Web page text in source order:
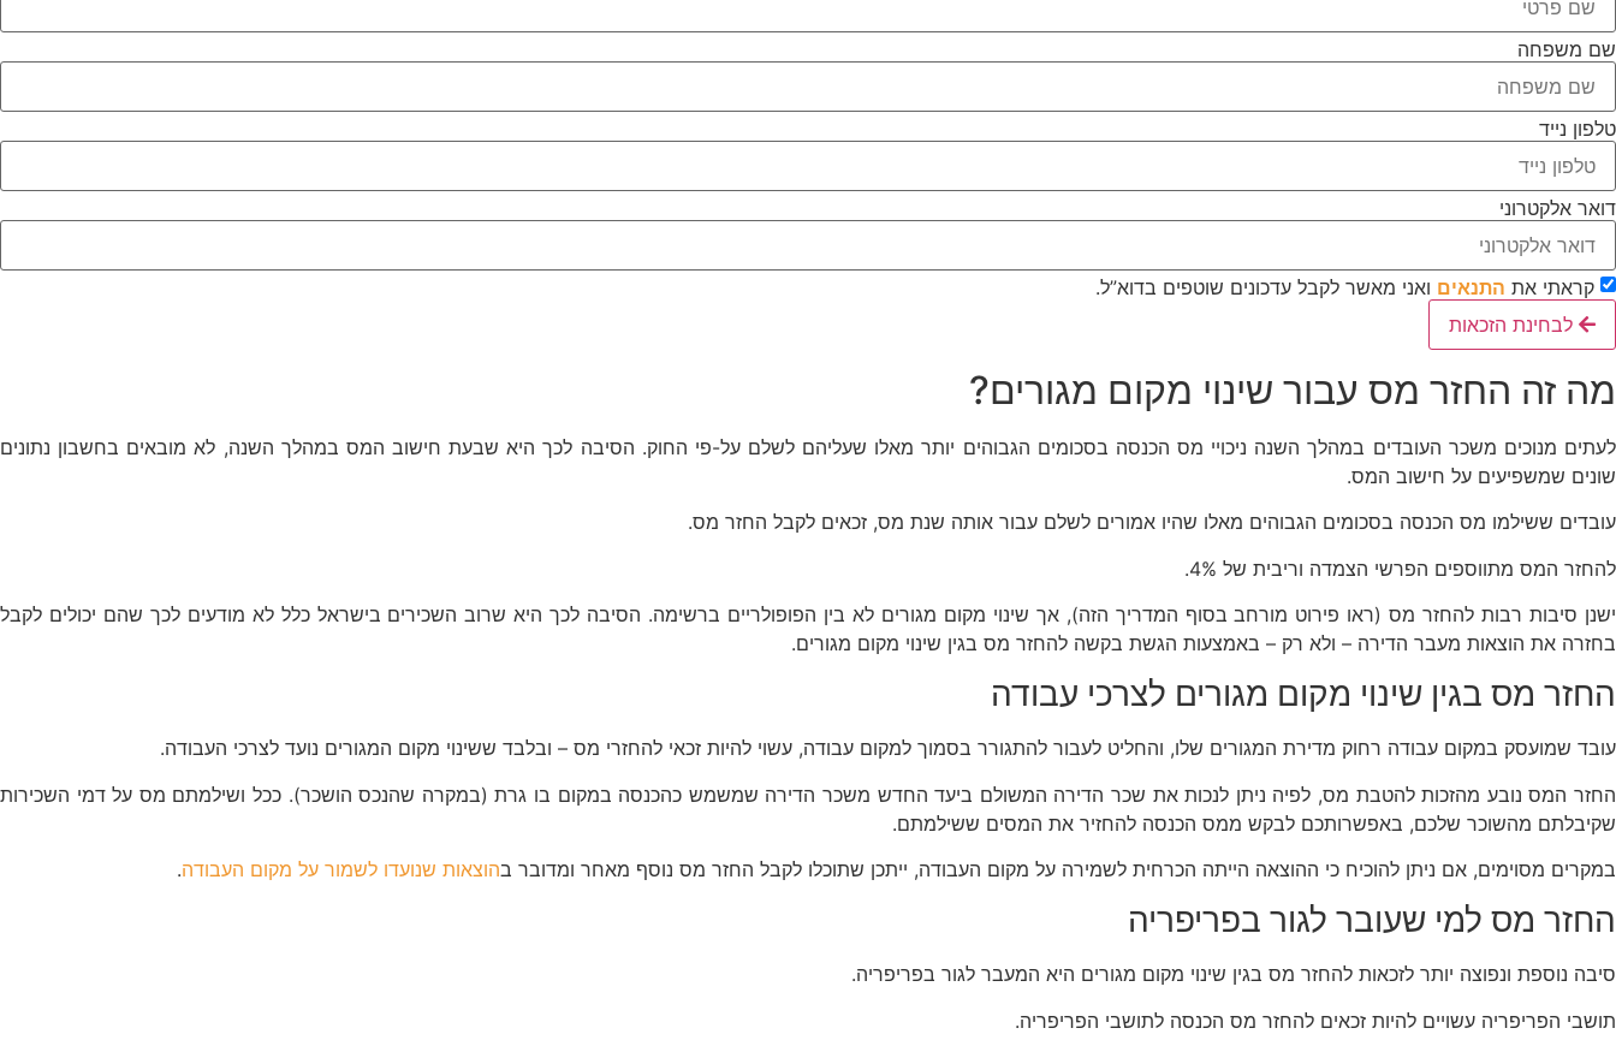
שם משפחה
טלפון נייד
דואר אלקטרוני
קראתי את התנאים ואני מאשר לקבל עדכונים שוטפים בדוא”ל.
לבחינת הזכאות
מה זה החזר מס עבור שינוי מקום מגורים?
לעתים מנוכים משכר העובדים במהלך השנה ניכויי מס הכנסה בסכומים הגבוהים יותר מאלו שעליהם לשלם על-פי החוק. הסיבה לכך היא שבעת חישוב המס במהלך השנה, לא מובאים בחשבון נתונים
שונים שמשפיעים על חישוב המס.
עובדים ששילמו מס הכנסה בסכומים הגבוהים מאלו שהיו אמורים לשלם עבור אותה שנת מס, זכאים לקבל החזר מס.
להחזר המס מתווספים הפרשי הצמדה וריבית של 4%.
ישנן סיבות רבות להחזר מס (ראו פירוט מורחב בסוף המדריך הזה), אך שינוי מקום מגורים לא בין הפופולריים ברשימה. הסיבה לכך היא שרוב השכירים בישראל כלל לא מודעים לכך שהם יכולים לקבל
בחזרה את הוצאות מעבר הדירה – ולא רק – באמצעות הגשת בקשה להחזר מס בגין שינוי מקום מגורים.
החזר מס בגין שינוי מקום מגורים לצרכי עבודה
עובד שמועסק במקום עבודה רחוק מדירת המגורים שלו, והחליט לעבור להתגורר בסמוך למקום עבודה, עשוי להיות זכאי להחזרי מס – ובלבד ששינוי מקום המגורים נועד לצרכי העבודה.
החזר המס נובע מהזכות להטבת מס, לפיה ניתן לנכות את שכר הדירה המשולם ביעד החדש משכר הדירה שמשמש כהכנסה במקום בו גרת (במקרה שהנכס הושכר). ככל ושילמתם מס על דמי השכירות
שקיבלתם מהשוכר שלכם, באפשרותכם לבקש ממס הכנסה להחזיר את המסים ששילמתם.
במקרים מסוימים, אם ניתן להוכיח כי ההוצאה הייתה הכרחית לשמירה על מקום העבודה, ייתכן שתוכלו לקבל החזר מס נוסף מאחר ומדובר בהוצאות שנועדו לשמור על מקום העבודה.
החזר מס למי שעובר לגור בפריפריה
סיבה נוספת ונפוצה יותר לזכאות להחזר מס בגין שינוי מקום מגורים היא המעבר לגור בפריפריה.
תושבי הפריפריה עשויים להיות זכאים להחזר מס הכנסה לתושבי הפריפריה.